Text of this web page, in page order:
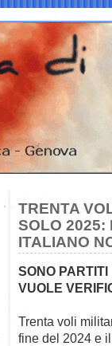
TRENTA
SOLO 2025:
ITALIANO
SONO PARTITI
VUOLE
Trenta voli
fine del 2024 e